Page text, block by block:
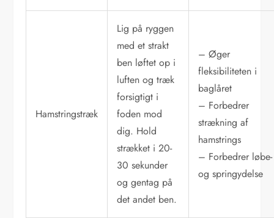
Hamstringstræk
Lig på ryggen
med et strakt
ben løftet op i
luften og træk
forsigtigt i
foden mod
dig. Hold
strækket i 20-
30 sekunder
og gentag på
det andet ben.
– Øger
fleksibiliteten i
baglåret
– Forbedrer
strækning af
hamstrings
– Forbedrer løbe-
og springydelse